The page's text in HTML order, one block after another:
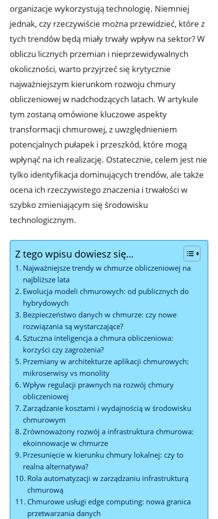
organizacje wykorzystują technologię. Niemniej
jednak, czy rzeczywiście można przewidzieć, które ‌z​
tych trendów będą ‌miały trwały wpływ⁣ na‍ sektor? W
obliczu licznych przemian i ⁤nieprzewidywalnych
okoliczności, ⁣warto przyjrzeć‌ się krytycznie⁣
najważniejszym⁤ kierunkom rozwoju chmury
⁣obliczeniowej w nadchodzących latach. W ‌artykule
tym zostaną ​omówione kluczowe‌ aspekty
transformacji chmurowej, z uwzględnieniem​
potencjalnych ‌pułapek i​ przeszkód, ‍które mogą
wpłynąć na ich ⁤realizację. ⁤Ostatecznie, celem⁢ jest​ nie
tylko identyfikacja dominujących trendów, ale⁢ także⁤
ocena ich⁣ rzeczywistego znaczenia i trwałości w⁤
szybko zmieniającym⁤ się ⁤środowisku
technologicznym.
Z tego wpisu dowiesz się…
Najważniejsze⁤ trendy w chmurze ‍obliczeniowej na
najbliższe lata
Ewolucja modeli chmurowych:‍ od publicznych do
hybrydowych
Bezpieczeństwo danych ⁤w chmurze: czy nowe⁣
rozwiązania są wystarczające?
Sztuczna⁣ inteligencja a chmura‌ obliczeniowa:
korzyści czy zagrożenia?
Przemiany w architekturze aplikacji chmurowych:
mikroserwisy⁣ vs monolity
Wpływ regulacji prawnych ⁤na rozwój‌ chmury
⁣obliczeniowej
Zarządzanie kosztami​ i wydajnością w środowisku
chmurowym
Zrównoważony rozwój a​ infrastruktura chmurowa:
ekoinnowacje​ w⁤ chmurze
Przesunięcie w​ kierunku chmury lokalnej: ‌czy to‌
realna alternatywa?
Rola automatyzacji w zarządzaniu infrastrukturą
chmurową
Chmurowe usługi edge‍ computing: ​nowa granica
przetwarzania ⁤danych